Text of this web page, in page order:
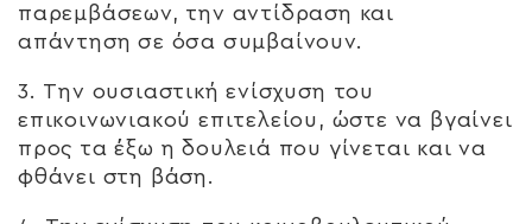
παρεμβάσεων, την αντίδραση και
απάντηση σε όσα συμβαίνουν.
3. Την ουσιαστική ενίσχυση του
επικοινωνιακού επιτελείου, ώστε να βγαίνει
προς τα έξω η δουλειά που γίνεται και να
φθάνει στη βάση.